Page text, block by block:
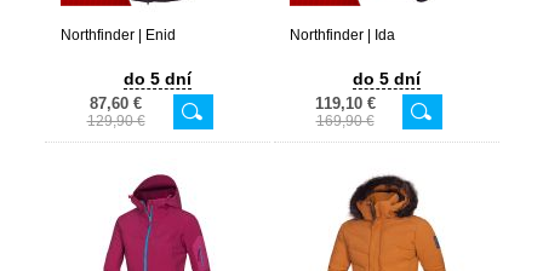
Northfinder | Enid
do 5 dní
87,60 €
129,90 €
Northfinder | Ida
do 5 dní
119,10 €
169,90 €